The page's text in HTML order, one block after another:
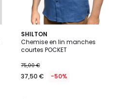
SHILTON
Chemise en lin manches
courtes POCKET
75,00 €
37,50 € -50%
4
/
5